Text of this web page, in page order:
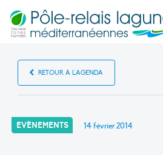
RETOUR À L'AGENDA
EVÈNEMENTS 14 février 2014